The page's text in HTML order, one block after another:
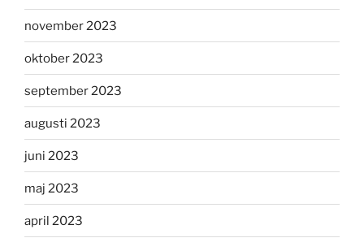
november 2023
oktober 2023
september 2023
augusti 2023
juni 2023
maj 2023
april 2023